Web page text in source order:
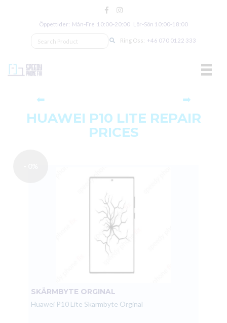
Öppettider: Mån‑Fre 10:00‑20:00 Lör‑Sön 10:00‑18:00
Ring Oss: +46 070 0122 333
⬅ ➡
HUAWEI P10 LITE REPAIR
PRICES
SKÄRMBYTE ORGINAL
Huawei P10 Lite Skärmbyte Orginal